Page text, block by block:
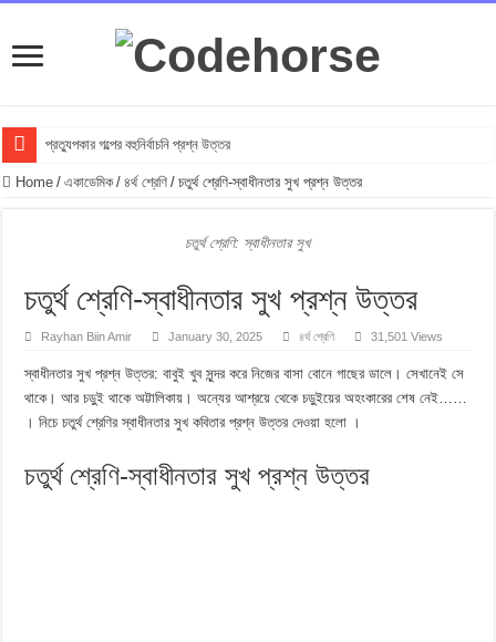
প্রত্যুপকার গল্পের বহুনির্বাচনি প্রশ্ন উত্তর
Top 10 Local Fashion Brands in Bangladesh : Specially for Ladies
সুভা গল্পের জ্ঞানমূলক প্রশ্ন উত্তর
সুভা গল্পের সৃজনশীল প্রশ্ন উত্তর
SSC সুভা গল্পের বহুনির্বাচনি প্রশ্ন উত্তর
ফুলের বিবাহ গল্পের জ্ঞানমূলক প্রশ্ন উত্তর
ফুলের বিবাহ গল্পের সৃজনশীল প্রশ্ন উত্তর
SSC ফুলের বিবাহ গল্পের বহুনির্বাচনি প্রশ্ন উত্তর
Home / একাডেমিক / ৪র্থ শ্রেণি / চতুর্থ শ্রেণি-স্বাধীনতার সুখ প্রশ্ন উত্তর
চতুর্থ শ্রেণি: স্বাধীনতার সুখ
চতুর্থ শ্রেণি-স্বাধীনতার সুখ প্রশ্ন উত্তর
Rayhan Biin Amir January 30, 2025 ৪র্থ শ্রেণি 31,501 Views
স্বাধীনতার সুখ প্রশ্ন উত্তর: বাবুই খুব সুন্দর করে নিজের বাসা বোনে গাছের ডালে। সেখানেই সে
থাকে। আর চড়ুই থাকে অট্টালিকায়। অন্যের আশ্রয়ে থেকে চড়ুইয়ের অহংকারের শেষ নেই……
। নিচে চতুর্থ শ্রেণির স্বাধীনতার সুখ কবিতার প্রশ্ন উত্তর দেওয়া হলো ।
চতুর্থ শ্রেণি-স্বাধীনতার সুখ প্রশ্ন উত্তর